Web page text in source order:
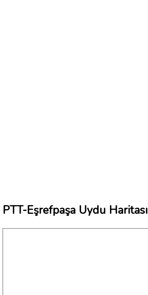
PTT-Eşrefpaşa Uydu Haritası